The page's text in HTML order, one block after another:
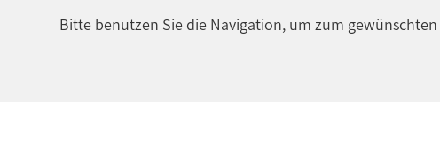
Bitte benutzen Sie die Navigation, um zum